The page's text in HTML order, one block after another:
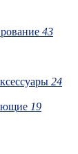
43
24
19